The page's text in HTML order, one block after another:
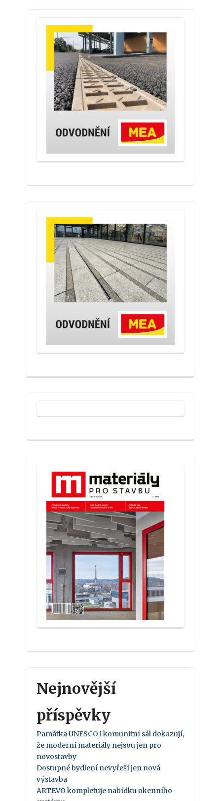
Nejnovější
příspěvky
Památka UNESCO i komunitní sál dokazují,
že moderní materiály nejsou jen pro
novostavby
Dostupné bydlení nevyřeší jen nová
výstavba
ARTEVO kompletuje nabídku okenního